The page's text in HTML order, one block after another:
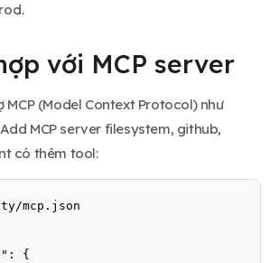
với MCP server
(Model Context Protocol) như
MCP server filesystem, github,
có thêm tool:
mcp.json
{